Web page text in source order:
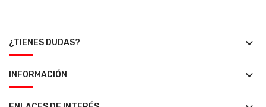
¿TIENES DUDAS? keyboard_arrow_down
INFORMACIÓN keyboard_arrow_down